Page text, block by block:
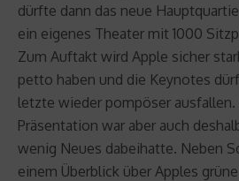
dürfte dann das neue
ein eigenes Theater mit 1000
Zum Auftakt wird Apple sicher
petto haben und die Keynotes
letzte wieder pompöser
Präsentation war aber auch
wenig Neues dabeihatte. Neben
einem Überblick über Apples